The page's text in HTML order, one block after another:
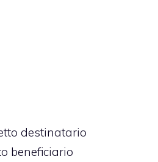
destinatario
beneficiario